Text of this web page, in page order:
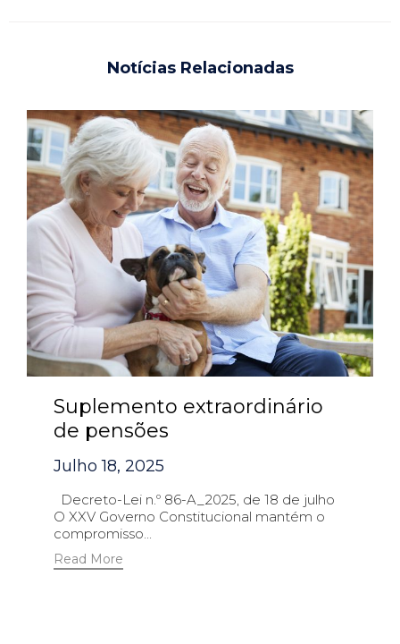
Notícias Relacionadas
Suplemento extraordinário
de pensões
Julho 18, 2025
Decreto-Lei n.º 86-A_2025, de 18 de julho
O XXV Governo Constitucional mantém o
compromisso...
Read More